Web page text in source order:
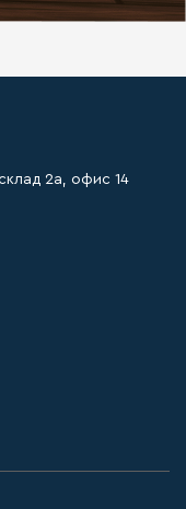
2а, офис 14